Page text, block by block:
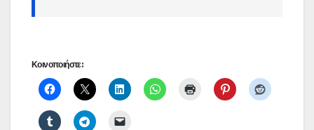
Κοινοποιήστε: